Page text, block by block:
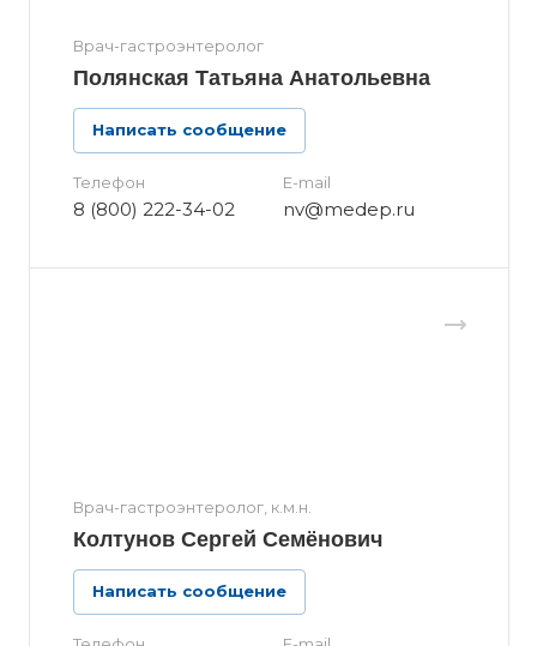
Врач-гастроэнтеролог
Полянская Татьяна Анатольевна
Написать сообщение
Телефон
8 (800) 222-34-02
E-mail
nv@medep.ru
Врач-гастроэнтеролог, к.м.н.
Колтунов Сергей Семёнович
Написать сообщение